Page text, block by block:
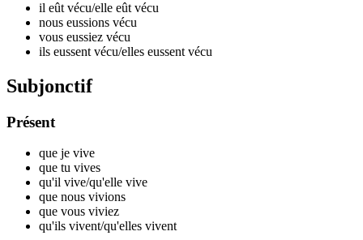
il eût vécu/elle eût vécu
nous eussions vécu
vous eussiez vécu
ils eussent vécu/elles eussent vécu
Subjonctif
Présent
que je vive
que tu vives
qu'il vive/qu'elle vive
que nous vivions
que vous viviez
qu'ils vivent/qu'elles vivent